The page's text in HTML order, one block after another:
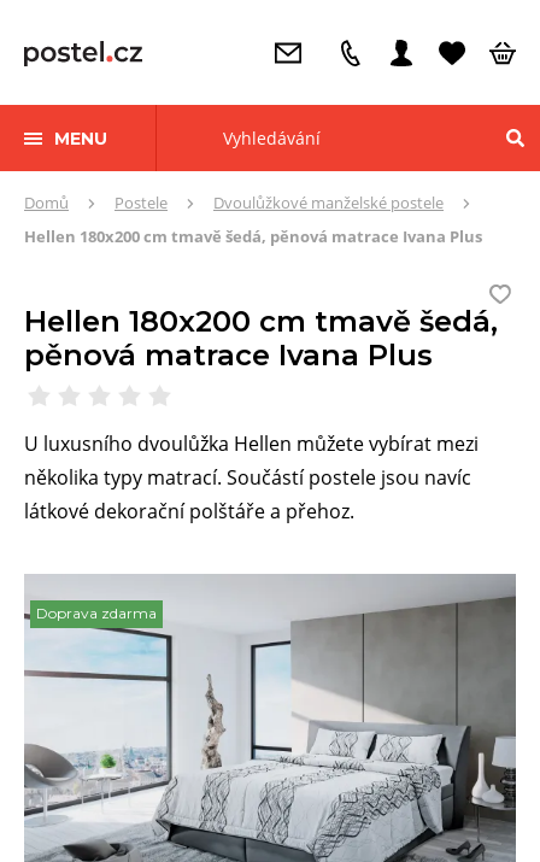
MENU
ZdeDomů Postele
Dvoulůžkové manželské postele
Hellen 180x200 cm tmavě šedá, pěnová matrace Ivana Plus
Hellen 180x200 cm tmavě šedá,
pěnová matrace Ivana Plus
U luxusního dvoulůžka Hellen můžete vybírat mezi
několika typy matrací. Součástí postele jsou navíc
látkové dekorační polštáře a přehoz.
Doprava zdarma